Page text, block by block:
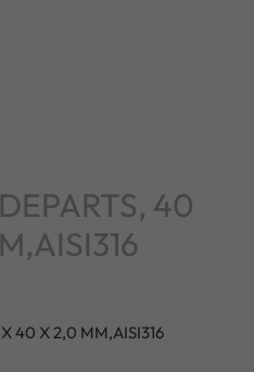
40
40 X 2,0 MM,AISI316